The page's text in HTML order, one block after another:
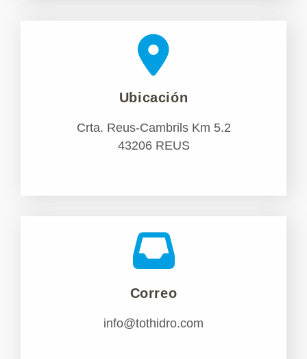
Ubicación
Crta. Reus-Cambrils Km 5.2
43206 REUS
Correo
info@tothidro.com